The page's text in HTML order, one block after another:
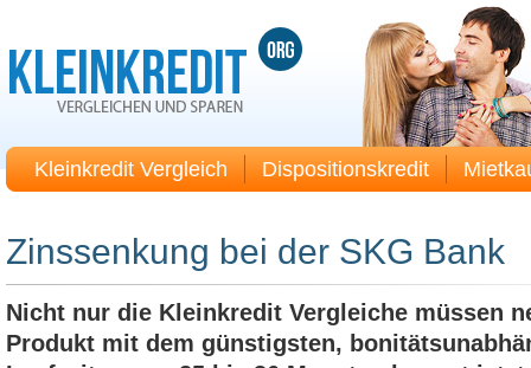
Kleinkredit Vergleich Dispositionskredit
Zinssenkung bei der SKG Bank
Nicht nur die Kleinkredit Vergleiche müssen
Produkt mit dem günstigsten,